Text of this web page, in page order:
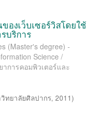
องเว็บเซอร์วิสโดยใช้
บริการ
(Master's degree) -
Science /
การคอมพิวเตอร์และ
ทยาลัยศิลปากร, 2011)